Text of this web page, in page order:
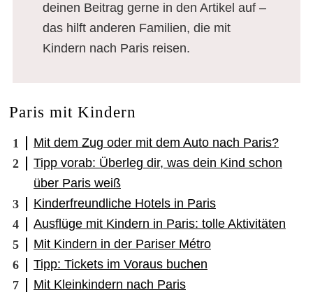
deinen Beitrag gerne in den Artikel auf –
das hilft anderen Familien, die mit
Kindern nach Paris reisen.
Paris mit Kindern
Mit dem Zug oder mit dem Auto nach Paris?
Tipp vorab: Überleg dir, was dein Kind schon
über Paris weiß
Kinderfreundliche Hotels in Paris
Ausflüge mit Kindern in Paris: tolle Aktivitäten
Mit Kindern in der Pariser Métro
Tipp: Tickets im Voraus buchen
Mit Kleinkindern nach Paris